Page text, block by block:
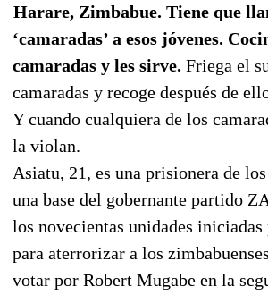
Harare, Zimbabue. Tiene que
‘camaradas’ a esos jóvenes.
camaradas y les sirve. Friega el
camaradas y recoge después de
Y cuando cualquiera de los
la violan.
Asiatu, 21, es una prisionera de
una base del gobernante partido
los novecientas unidades
para aterrorizar a los
votar por Robert Mugabe en la